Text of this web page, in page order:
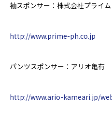
袖スポンサー：株式会社プライム
http://www.prime-ph.co.jp
パンツスポンサー：アリオ亀有
http://www.ario-kameari.jp/